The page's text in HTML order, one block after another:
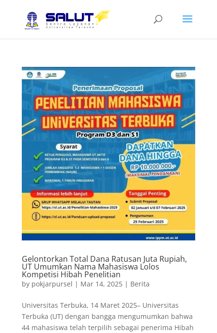
Gelontorkan Total Dana Ratusan Juta Rupiah,
UT Umumkan Nama Mahasiswa Lolos
Kompetisi Hibah Penelitian
by pokjarpursel | Mar 14, 2025| Berita
Universitas Terbuka, 14 Maret 2025– Universitas
Terbuka (UT) dengan bangga mengumumkan bahwa
44 mahasiswa telah terpilih sebagai penerima Hibah